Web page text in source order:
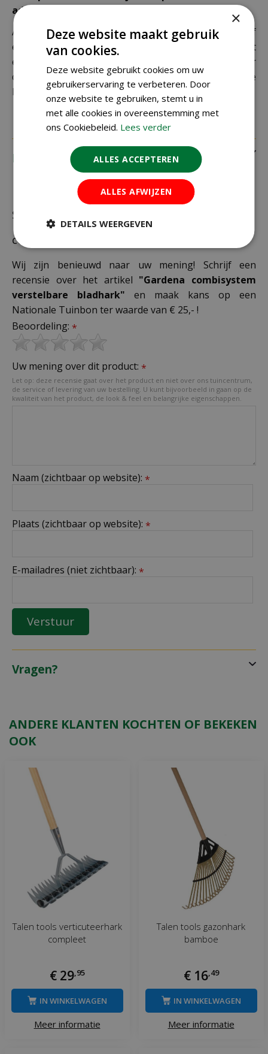
adres
Als je je pakket niet ophaalt bij een PostNL-punt of
een verkeerd afleveradres invult, zijn wij genoodzaakt
extra kosten in rekening te brengen. Controleer
daarom altijd goed je adresgegevens voordat je je
bestelling plaatst.
Recensies
Schrijf zelf een recensie over "Gardena
combisystem verstelbare bladhark"
Wij zijn benieuwd naar uw mening! Schrijf een
recensie over het artikel "Gardena combisystem
verstelbare bladhark" en maak kans op een
Nationale Tuinbon ter waarde van € 25,- !
Beoordeling: *
Uw mening over dit product: *
Let op: deze recensie gaat over het product en niet over ons tuincentrum,
de service of levering van uw bestelling. U kunt bijvoorbeeld in gaan op de
kwaliteit van het product, de look & feel en belangrijke eigenschappen.
Naam (zichtbaar op website): *
Plaats (zichtbaar op website): *
E-mailadres (niet zichtbaar): *
Vragen?
ANDERE KLANTEN KOCHTEN OF BEKEKEN
OOK
Talen tools verticuteerhark
compleet
€ 29,95
Meer informatie
IN WINKELWAGEN
Talen tools gazonhark
bamboe
€ 16,49
Meer informatie
IN WINKELWAGEN
×
Deze website maakt gebruik
van cookies.
Deze website gebruikt cookies om uw
gebruikerservaring te verbeteren. Door
onze website te gebruiken, stemt u in
met alle cookies in overeenstemming met
ons Cookiebeleid. Lees verder
ALLES ACCEPTEREN
ALLES AFWIJZEN
DETAILS WEERGEVEN